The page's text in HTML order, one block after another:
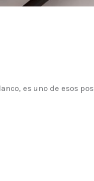
es uno de esos